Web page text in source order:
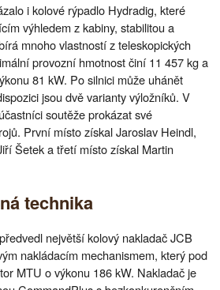
i kolové rýpadlo Hydradig, které
výhledem z kabiny, stabilitou a
mnoho vlastností z teleskopických
provozní hmotnost činí 11 457 kg a
81 kW. Po silnici může uhánět
jsou dvě varianty výložníků. V
soutěže prokázat své
První místo získal Jaroslav Heindl,
Šetek a třetí místo získal Martin
technika
největší kolový nakladač JCB
nakládacím mechanismem, který pod
MTU o výkonu 186 kW. Nakladač je